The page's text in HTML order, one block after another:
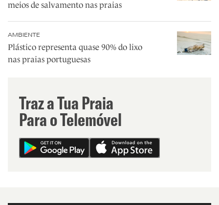
meios de salvamento nas praias
AMBIENTE
Plástico representa quase 90% do lixo
nas praias portuguesas
Traz a Tua Praia
Para o Telemóvel